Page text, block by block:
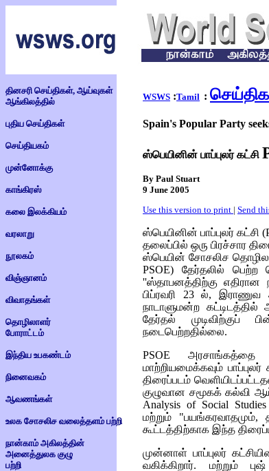
தினசரி செய்திகள், ஆய்வுகள்
ஆங்கிலத்தில்
புதிய செய்திகள்
செய்தியகம்
முன்னோக்கு
காங்கிரஸ்
கலை இலக்கியம்
வரலாறு
நூலகம்
விஞ்ஞானம்
விவாதங்கள்
தொழிலாளர்
போராட்டம்
இந்திய உபகண்டம்
நினைவகம்
ஆவணங்கள்
உலக சோசலிச வலைத்தளம் பற்றி
நான்காம் அகிலத்தின்
அனைத்துலக குழு
பற்றி
WSWS :Tamil :
Spain's Popular Party
ஸ்பெயினின் பாப்புலர் கட்சி
By Paul Stuart
9 June 2005
Use this version to print | Send
ஸ்பெயினின் பாப்புலர் கட்சி (
தலைப்பில் ஒரு பிரச்சார
ஸ்பெயின் சோசலிச
PSOE) தேர்தலில் பெற்ற
''ஸ்தாபனத்திற்கு எதிரான
பிப்ரவரி 23 ல், இராணுவ
நாடாளுமன்ற கட்டிடத்தில்
தேர்தல் முடிவிற்குப்
நடைபெற்றதில்லை.
PSOE அரசாங்கத்தை
மாற்றியமைக்கவும்
திரைப்படம்
குழுவான சமூகக் கல்வி
Analysis of Social Studies
மற்றும் "பயங்கரவாதமும்,
கூட்டத்திற்காக இந்த
முன்னாள் பாப்புலர்
வகிக்கிறார். மற்றும்